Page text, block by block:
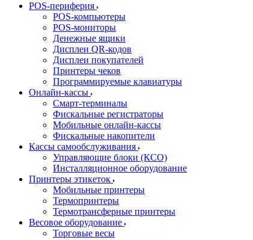
POS-периферия
POS-компьютеры
POS-мониторы
Денежные ящики
Дисплеи QR-кодов
Дисплеи покупателей
Принтеры чеков
Программируемые клавиатуры
Онлайн-кассы
Смарт-терминалы
Фискальные регистраторы
Мобильные онлайн-кассы
Фискальные накопители
Кассы самообслуживания
Управляющие блоки (КСО)
Инсталляционное оборудование
Принтеры этикеток
Мобильные принтеры
Термопринтеры
Термотрансферные принтеры
Весовое оборудование
Торговые весы